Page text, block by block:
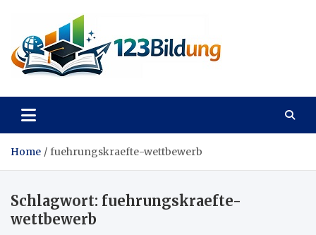
content
123Bildung
Home fuehrungskraefte-wettbewerb
Schlagwort: fuehrungskraefte-
wettbewerb